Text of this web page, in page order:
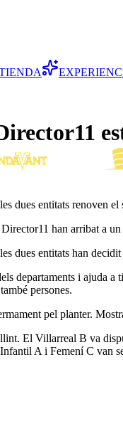
dues entitats renoven
han arribat a un
dues entitats han
departaments i ajuda
persones.
pel planter.
El Villarreal B va
A i Femení C van